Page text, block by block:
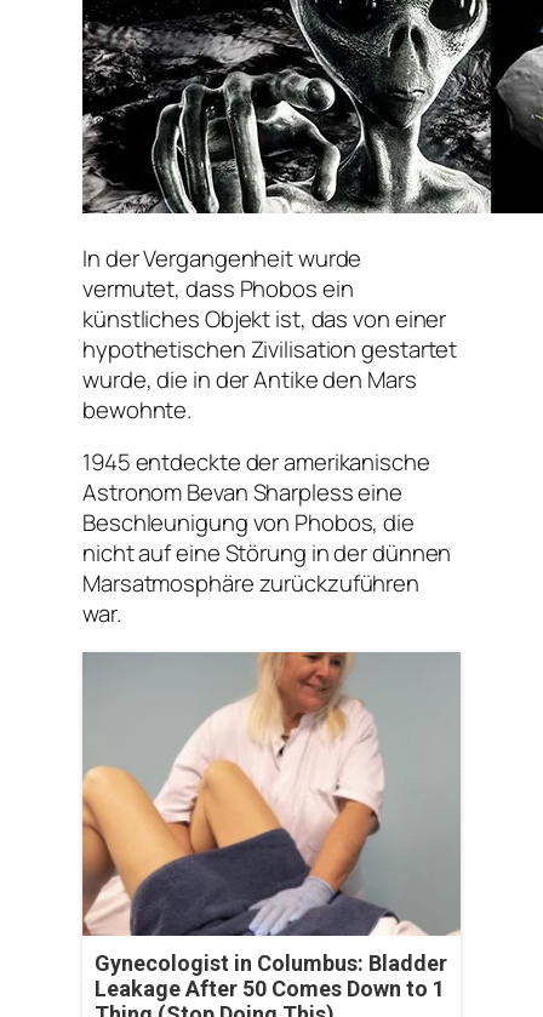
In der Vergangenheit wurde
vermutet, dass Phobos ein
künstliches Objekt ist, das von einer
hypothetischen Zivilisation gestartet
wurde, die in der Antike den Mars
bewohnte.
1945 entdeckte der amerikanische
Astronom Bevan Sharpless eine
Beschleunigung von Phobos, die
nicht auf eine Störung in der dünnen
Marsatmosphäre zurückzuführen
war.
Gynecologist in Columbus: Bladder
Leakage After 50 Comes Down to 1